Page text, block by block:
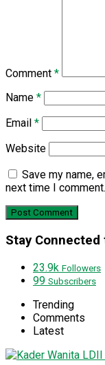
Comment *
Name *
Email *
Website
Save my name,
next time I comment.
Stay
23.9k Followers
99 Subscribers
Trending
Comments
Latest